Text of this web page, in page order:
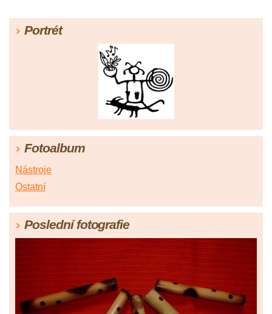
Portrét
Fotoalbum
Nástroje
Ostatní
Poslední fotografie